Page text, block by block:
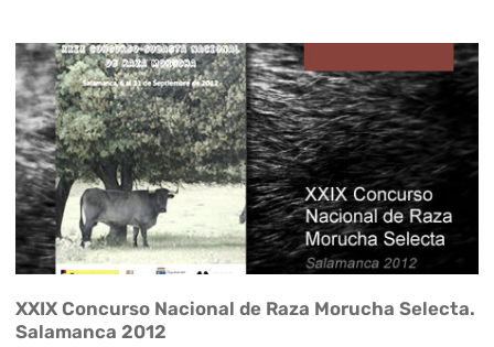
XXIX Concurso Nacional de Raza Morucha Selecta.
Salamanca 2012